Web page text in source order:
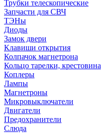
Трубки телескопические
Запчасти для СВЧ
ТЭНы
Диоды
Замок двери
Клавиши открытия
Колпачок магнетрона
Кольцо тарелки, крестовина
Коплеры
Лампы
Магнетроны
Микровыключатели
Двигатели
Предохранители
Слюда